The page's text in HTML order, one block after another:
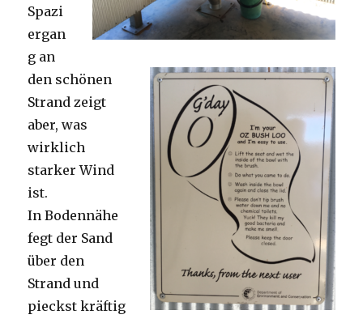
Spazi
ergan
g an
den schönen
Strand zeigt
aber, was
wirklich
starker Wind
ist.
In Bodennähe
fegt der Sand
über den
Strand und
pieckst kräftig